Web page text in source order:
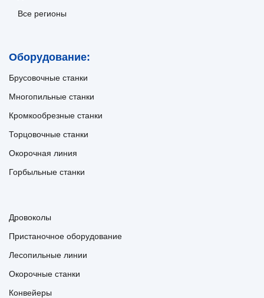
Все регионы
Оборудование:
Брусовочные станки
Многопильные станки
Кромкообрезные станки
Торцовочные станки
Окорочная линия
Горбыльные станки
Дровоколы
Пристаночное оборудование
Лесопильные линии
Окорочные станки
Конвейеры